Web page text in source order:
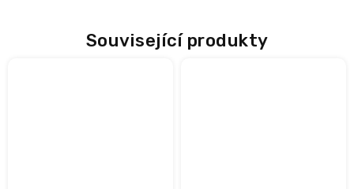
Související produkty